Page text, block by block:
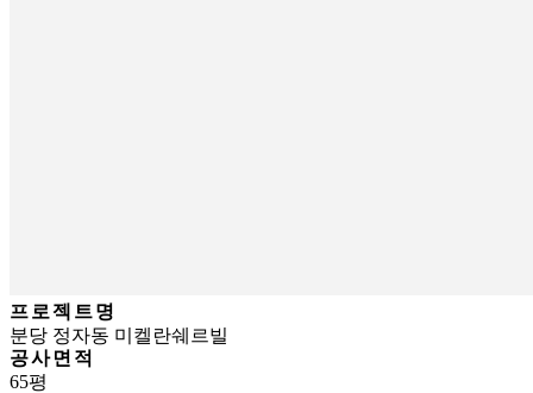
프로젝트명
분당 정자동 미켈란쉐르빌
공사면적
65평